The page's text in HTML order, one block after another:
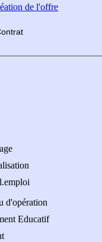
de l'offre
d'opération
Educatif